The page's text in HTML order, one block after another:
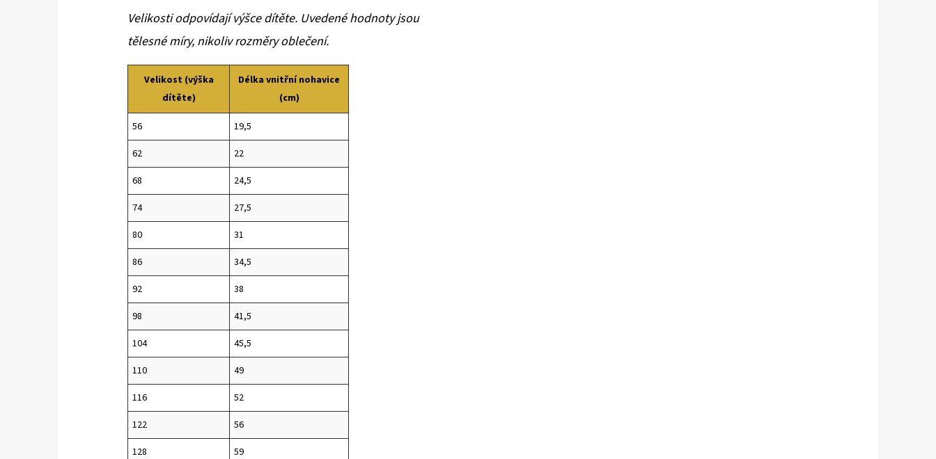
Velikosti odpovídají výšce dítěte. Uvedené hodnoty jsou
tělesné míry, nikoliv rozměry oblečení.
Velikost (výška
dítěte)
Délka vnitřní nohavice
(cm)
56
19,5
62
22
68
24,5
74
27,5
80
31
86
34,5
92
38
98
41,5
104
45,5
110
49
116
52
122
56
128
59